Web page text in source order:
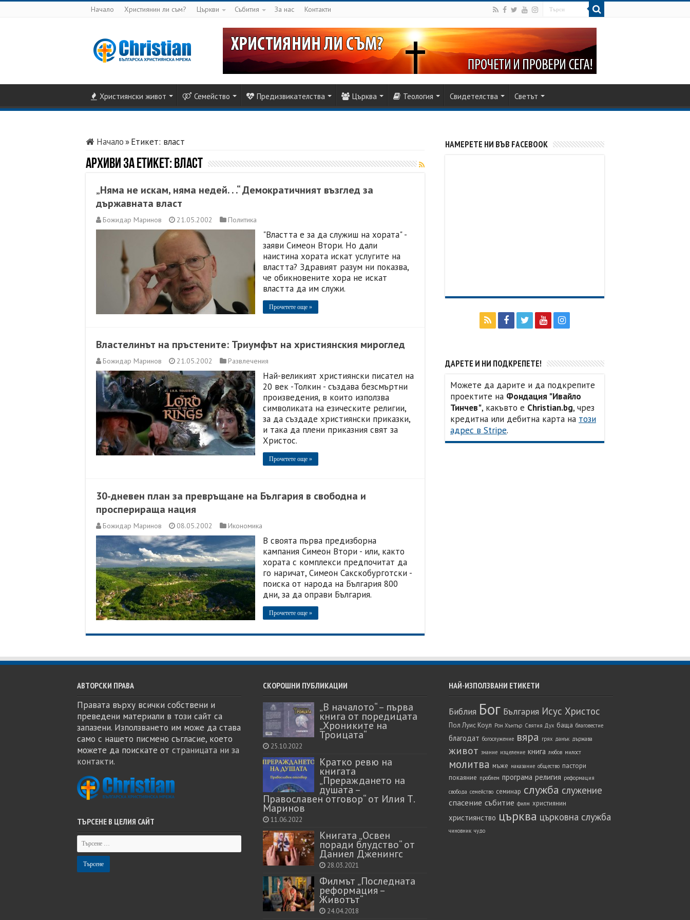
Начало Християнин ли съм? Църкви Събития За нас Контакти
Християнски живот Семейство Предизвикателства Църква Теология Свидетелства Светът
Начало»Етикет: власт
Архиви за етикет: власт
„Няма не искам, няма недей. . .“ Демократичният възглед за
държавната власт
Божидар Маринов 21.05.2002 Политика
"Властта е за да служиш на хората" -
заяви Симеон Втори. Но дали
наистина хората искат услугите на
властта? Здравият разум ни показва,
че обикновените хора не искат
властта да им служи.
Прочетете още »
Властелинът на пръстените: Триумфът на християнския мироглед
Божидар Маринов 21.05.2002 Развлечения
Най-великият християнски писател на
20 век -Толкин - създава безсмъртни
произведения, в които използва
символиката на езическите религии,
за да създаде християнски приказки,
и така да плени приказния свят за
Христос.
Прочетете още »
30-дневен план за превръщане на България в свободна и
просперираща нация
Божидар Маринов 08.05.2002 Икономика
В своята първа предизборна
кампания Симеон Втори - или, както
хората с комплекси предпочитат да
го наричат, Симеон Сакскобурготски -
поиска от народа на България 800
дни, за да оправи България.
Прочетете още »
НАМЕРЕТЕ НИ ВЪВ FACEBOOK
ДАРЕТЕ И НИ ПОДКРЕПЕТЕ!
Можете да дарите и да подкрепите
проектите на Фондация "Ивайло
Тинчев", какъвто е Christian.bg, чрез
кредитна или дебитна карта на този
адрес в Stripe.
АВТОРСКИ ПРАВА
Правата върху всички собствени и
преведени материали в този сайт са
запазени. Използването им може да става
само с нашето писмено съгласие, което
можете да поискате от страницата ни за
контакти.
ТЪРСЕНЕ В ЦЕЛИЯ САЙТ
СКОРОШНИ ПУБЛИКАЦИИ
„В началото“ – първа
книга от поредицата
„Хрониките на
Троицата“
25.10.2022
Кратко ревю на
книгата
„Прераждането на
душата –
Православен отговор“ от Илия Т.
Маринов
11.06.2022
Книгата „Освен
поради блудство“ от
Даниел Дженингс
28.03.2021
Филмът „Последната
реформация –
Животът“
24.04.2018
НАЙ-ИЗПОЛЗВАНИ ЕТИКЕТИ
Библия Бог България Исус Христос
Пол Луис Коул Рон Хънтър Святия Дух баща благовестие
благодат богослужение вяра грях данък държава
живот знание изцеление книга любов милост
молитва мъже наказание общество пастори
покаяние проблем програма религия реформация
свобода семейство семинар служба служение
спасение събитие филм християнин
християнство църква църковна служба
чиновник чудо